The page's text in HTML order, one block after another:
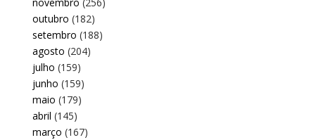
outubro (182)
setembro (188)
agosto (204)
julho (159)
junho (159)
maio (179)
abril (145)
março (167)